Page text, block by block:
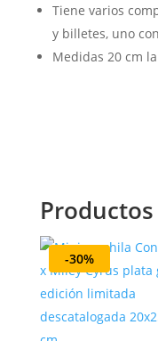
Tiene varios
y billetes, uno
Medidas 20 cm
-30%